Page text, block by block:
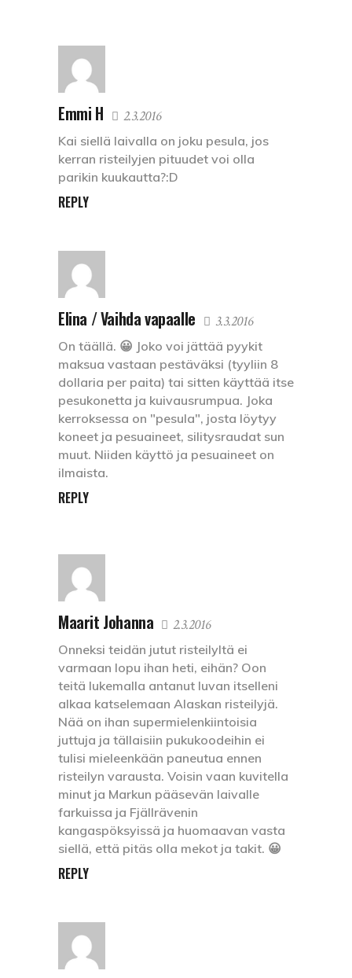
Emmi H 2.3.2016
Kai siellä laivalla on joku pesula, jos
kerran risteilyjen pituudet voi olla
parikin kuukautta?:D
REPLY
Elina / Vaihda vapaalle 3.3.2016
On täällä. 😀 Joko voi jättää pyykit
maksua vastaan pestäväksi (tyyliin 8
dollaria per paita) tai sitten käyttää itse
pesukonetta ja kuivausrumpua. Joka
kerroksessa on "pesula", josta löytyy
koneet ja pesuaineet, silitysraudat sun
muut. Niiden käyttö ja pesuaineet on
ilmaista.
REPLY
Maarit Johanna 2.3.2016
Onneksi teidän jutut risteilyltä ei
varmaan lopu ihan heti, eihän? Oon
teitä lukemalla antanut luvan itselleni
alkaa katselemaan Alaskan risteilyjä.
Nää on ihan supermielenkiintoisia
juttuja ja tällaisiin pukukoodeihin ei
tulisi mieleenkään paneutua ennen
risteilyn varausta. Voisin vaan kuvitella
minut ja Markun pääsevän laivalle
farkuissa ja Fjällrävenin
kangaspöksyissä ja huomaavan vasta
siellä, että pitäs olla mekot ja takit. 😀
REPLY